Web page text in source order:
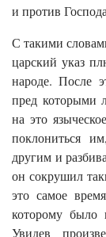
и против
С такими
царский указ
народе. После
пред которыми
на это
поклониться
другим и
он сокрушил
это самое
которому было
Увидев